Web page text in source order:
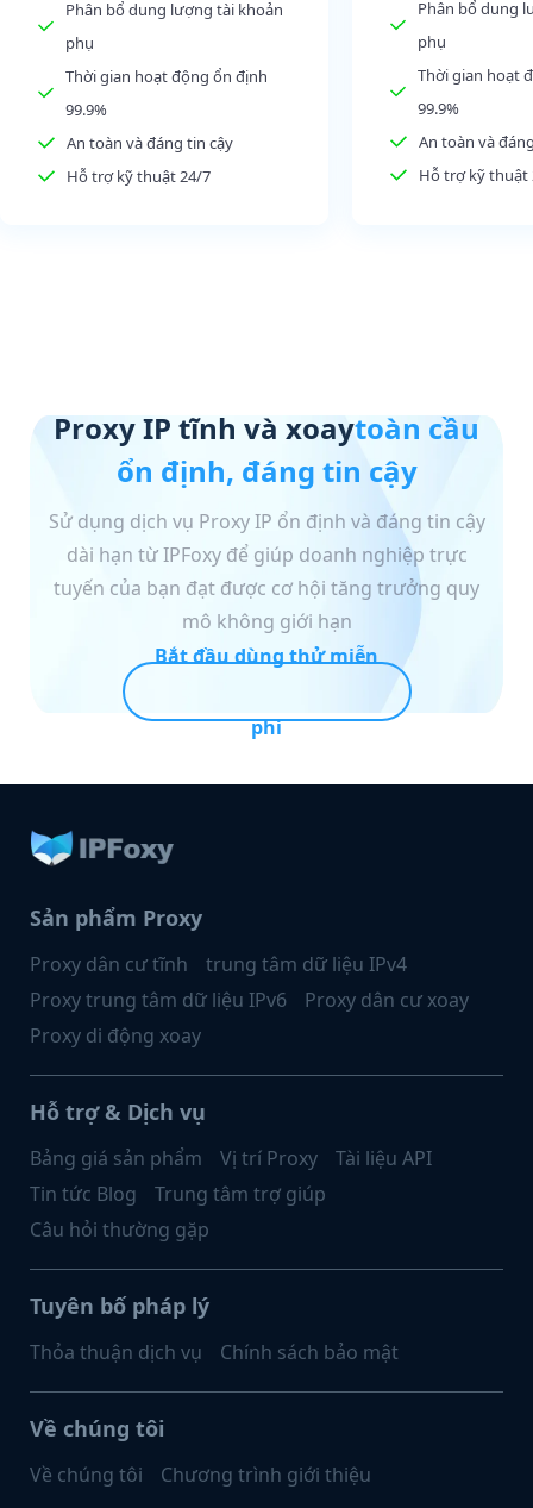
Phân bổ dung lượng tài khoản
phụ
Thời gian hoạt động ổn định
99.9%
An toàn và đáng tin cậy
Hỗ trợ kỹ thuật 24/7
Phân bổ dung
phụ
Thời gian hoạt
99.9%
An toàn và
Hỗ trợ kỹ thuật
Proxy IP tĩnh và xoaytoàn cầu
ổn định, đáng tin cậy
Sử dụng dịch vụ Proxy IP ổn định và đáng tin cậy
dài hạn từ IPFoxy để giúp doanh nghiệp trực
tuyến của bạn đạt được cơ hội tăng trưởng quy
mô không giới hạn
Bắt đầu dùng thử miễn
phí
Sản phẩm Proxy
Proxy dân cư tĩnh
trung tâm dữ liệu IPv4
Proxy trung tâm dữ liệu IPv6
Proxy dân cư xoay
Proxy di động xoay
Hỗ trợ & Dịch vụ
Bảng giá sản phẩm Vị trí Proxy
Tài liệu API
Tin tức Blog
Trung tâm trợ giúp
Câu hỏi thường gặp
Tuyên bố pháp lý
Thỏa thuận dịch vụ Chính sách bảo mật
Về chúng tôi
Về chúng tôi Chương trình giới thiệu